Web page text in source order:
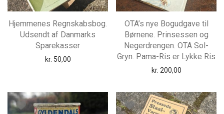
Hjemmenes Regnskabsbog.
Udsendt af Danmarks
Sparekasser
kr. 50,00
OTA’s nye Bogudgave til
Børnene. Prinsessen og
Negerdrengen. OTA Sol-
Gryn. Pama-Ris er Lykke Ris
kr. 200,00